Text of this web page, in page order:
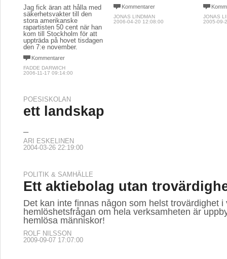
Jag fick äran att hålla med
säkerhetsvakter till den
stora amerikanske
rapartisten 50 cent när han
kom till Stockholm för att
uppträda på hovet tisdagen
den 7:e november.
Kommentarer
FADDE DARWICH
2006-11-17 09:14:00
Kommentarer
JONAS LINDMAN
2006-04-20 12:08:00
JONAS
2005-09-
POESISKOLAN
ett landskap
ARI ESKELINEN
2004-03-26 22:19:00
POLITIK & SAMHÄLLE
Ett aktiebolag utan
Det kan inte finnas någon som helst trovärdighet i
hemlöshetsfrågan om hela verksamheten är
hemlösa människor!
ROLF NILSSON
2009-09-07 17:07:00